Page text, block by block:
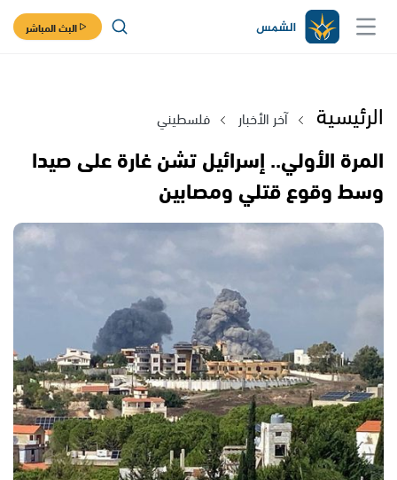
البث المباشر
الرئيسية آخر الأخبار فلسطيني
المرة الأولي.. إسرائيل تشن غارة على صيدا
وسط وقوع قتلي ومصابين